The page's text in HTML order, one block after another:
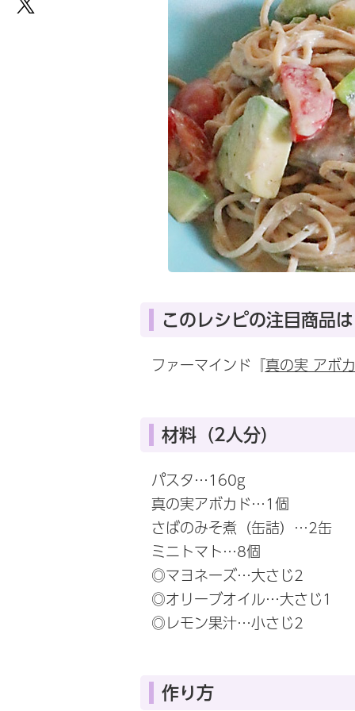
このレシピの注目商品
ファーマインド『 真の実 アボ
材料（2人分）
パスタ…160g
真の実アボカド…1個
さばのみそ煮（缶詰）…2缶
ミニトマト…8個
◎マヨネーズ…大さじ2
◎オリーブオイル…大さじ1
◎レモン果汁…小さじ2
作り方